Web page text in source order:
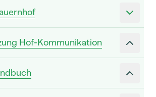
Hof-Kommunikation